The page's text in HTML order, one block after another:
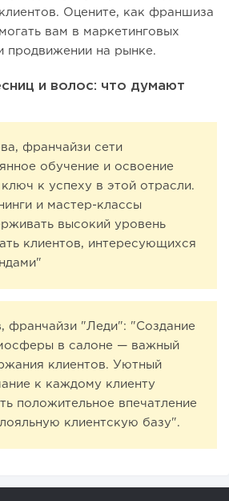
Оцените, как франшиза
вам в маркетинговых
продвижении на рынке.
и волос: что думают
франчайзи сети
обучение и освоение
к успеху в этой отрасли.
и мастер-классы
высокий уровень
клиентов, интересующихся
франчайзи "Леди": "Создание
в салоне — важный
клиентов. Уютный
к каждому клиенту
положительное впечатление
клиентскую базу".